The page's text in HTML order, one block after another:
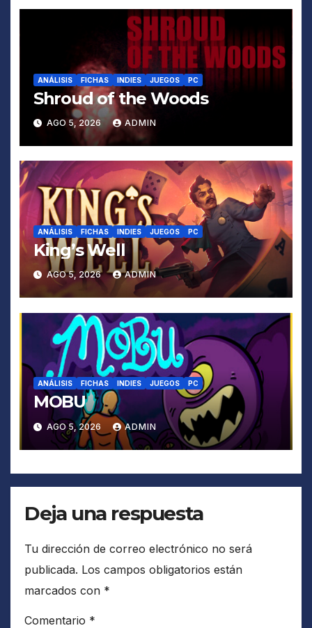
ANÁLISIS FICHAS INDIES JUEGOS PC
Shroud of the Woods
AGO 5, 2026 ADMIN
ANÁLISIS FICHAS INDIES JUEGOS PC
King’s Well
AGO 5, 2026 ADMIN
ANÁLISIS FICHAS INDIES JUEGOS PC
MOBU
AGO 5, 2026 ADMIN
Deja una respuesta
Tu dirección de correo electrónico no será
publicada. Los campos obligatorios están
marcados con *
Comentario *